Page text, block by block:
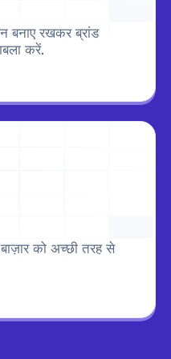
बनाए रखकर ब्रांड
करें.
को अच्छी तरह से